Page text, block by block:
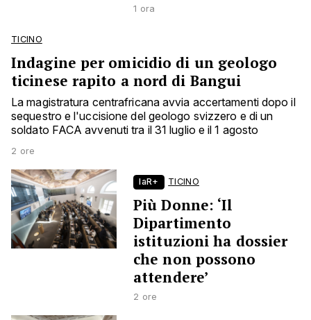
1 ora
TICINO
Indagine per omicidio di un geologo
ticinese rapito a nord di Bangui
La magistratura centrafricana avvia accertamenti dopo il
sequestro e l'uccisione del geologo svizzero e di un
soldato FACA avvenuti tra il 31 luglio e il 1 agosto
2 ore
laR+ TICINO
Più Donne: ‘Il
Dipartimento
istituzioni ha dossier
che non possono
attendere’
2 ore